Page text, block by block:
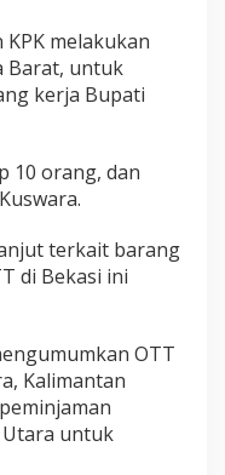
melakukan
Barat, untuk
kerja Bupati
10 orang, dan
terkait barang
di Bekasi ini
OTT
Kalimantan
Utara untuk